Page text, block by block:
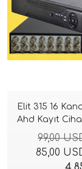
Elit 315 16 Kanal 1080P
Ahd Kayıt
Xmeye Yüz
99,00
85,00